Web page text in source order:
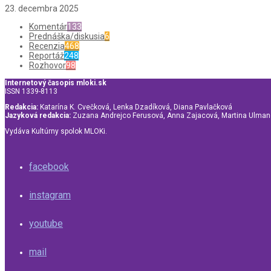
23. decembra 2025
Komentár133
Prednáška/diskusia6
Recenzia468
Reportáž248
Rozhovor98
Internetový časopis mloki.sk
ISSN 1339-8113
Redakcia: Katarína K. Cvečková, Lenka Dzadíková, Diana Pavlačková
Jazyková redakcia: Zuzana Andrejco Ferusová, Anna Zajacová, Martina
Vydáva Kultúrny spolok MLOKi.
facebook
instagram
youtube
mail